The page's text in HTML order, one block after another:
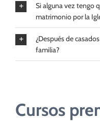
Si alguna vez tengo
matrimonio por la
¿Después de
familia?
Cursos